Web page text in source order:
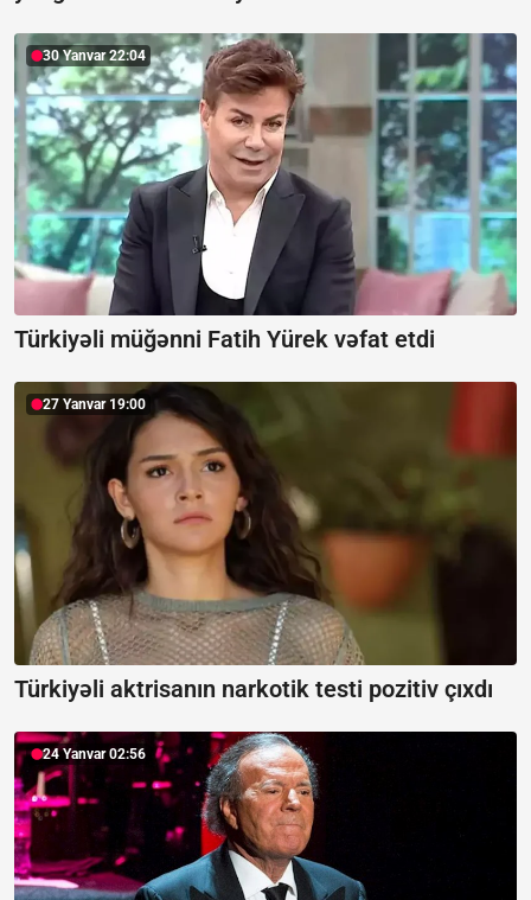
30 Yanvar 22:04
Türkiyəli müğənni Fatih Yürek vəfat etdi
27 Yanvar 19:00
Türkiyəli aktrisanın narkotik testi pozitiv çıxdı
24 Yanvar 02:56